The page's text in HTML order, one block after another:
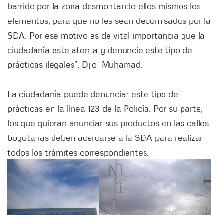
barrido por la zona desmontando ellos mismos los
elementos, para que no les sean decomisados por la
SDA. Por ese motivo es de vital importancia que la
ciudadanía este atenta y denuncie este tipo de
prácticas ilegales”. Dijo Muhamad.
La ciudadanía puede denunciar este tipo de
prácticas en la línea 123 de la Policía. Por su parte,
los que quieran anunciar sus productos en las calles
bogotanas deben acercarse a la SDA para realizar
todos los trámites correspondientes.
Siguiente